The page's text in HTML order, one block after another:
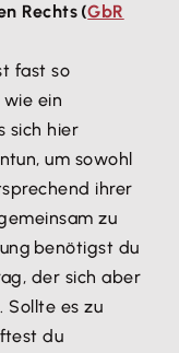
Rechts (GbR
fast so
ein
sich hier
um sowohl
ihrer
zu
benötigst du
der sich aber
Sollte es zu
du